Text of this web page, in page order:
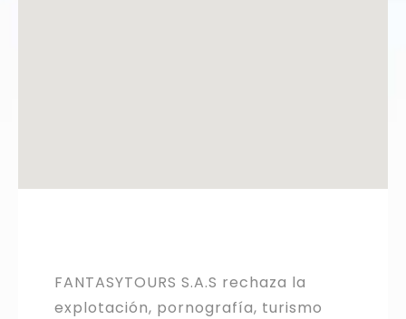
FANTASYTOURS S.A.S rechaza la
explotación, pornografía, turismo